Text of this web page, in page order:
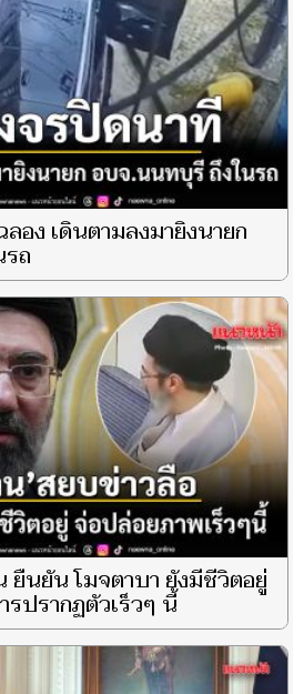
อง เดินตามลงมายิงนายก
ถ
ยืนยัน โมจตาบา ยังมีชีวิตอยู่
ปรากฏตัวเร็วๆ นี้